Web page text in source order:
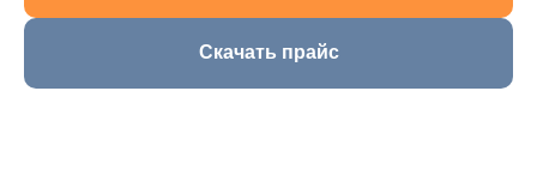
Скачать прайс